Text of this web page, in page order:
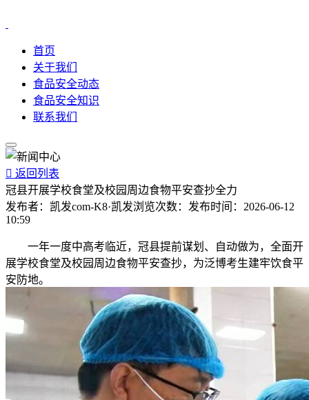
首页
关于我们
食品安全动态
食品安全知识
联系我们
 返回列表
冠县开展学校食堂及校园周边食物平安查抄全力
发布者： 凯发com-K8·凯发浏览次数： 发布时间： 2026-06-12
10:59
一年一度中高考临近，冠县提前谋划、自动做为，全面开
展学校食堂及校园周边食物平安查抄，为泛博考生建牢饮食平
安防地。